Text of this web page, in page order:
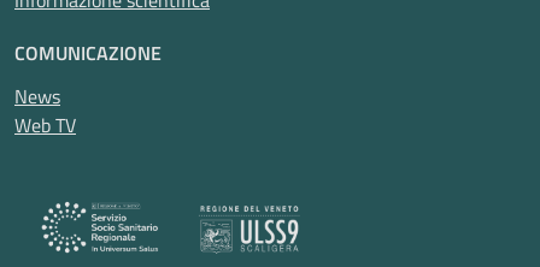
COMUNICAZIONE
News
Web TV